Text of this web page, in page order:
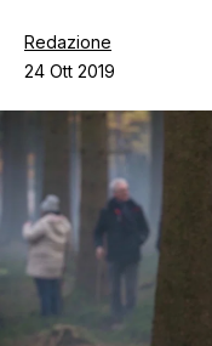
Chi siamo
Contatti
Redazione
24 Ott 2019